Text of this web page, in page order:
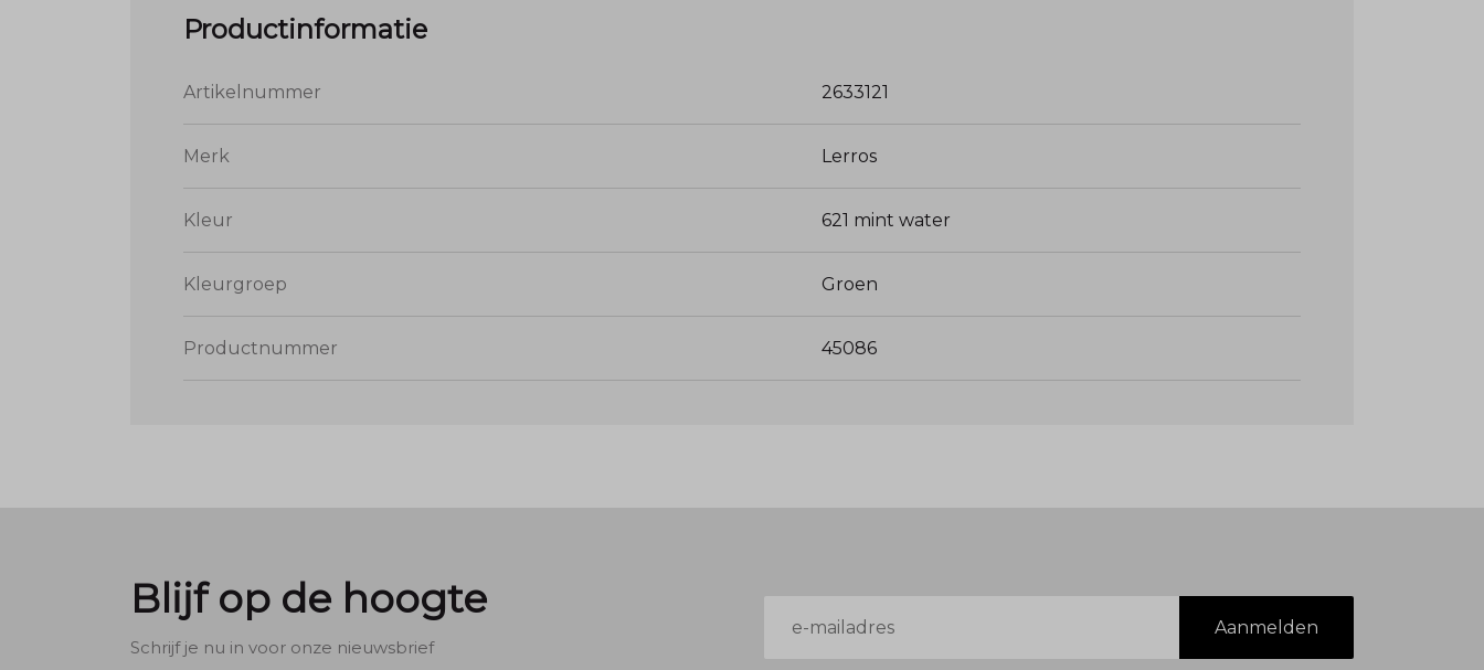
Productinformatie
Artikelnummer 2633121
Merk Lerros
Kleur 621 mint water
Kleurgroep Groen
Productnummer 45086
Blijf op de hoogte
Schrijf je nu in voor onze nieuwsbrief
mailadres
Aanmelden